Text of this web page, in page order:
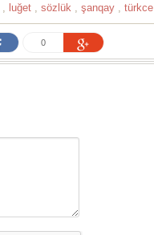
, luğet ,sözlük ,şanqay ,türkce
0